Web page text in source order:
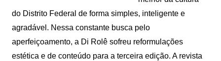
do Distrito Federal de forma simples, inteligente e
agradável. Nessa constante busca pelo
aperfeiçoamento, a Di Rolê sofreu reformulações
estética e de conteúdo para a terceira edição. A revista